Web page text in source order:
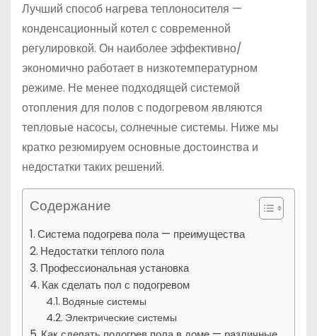
Лучший способ нагрева теплоносителя —
конденсационный котел с современной
регулировкой. Он наиболее эффективно/
экономично работает в низкотемпературном
режиме. Не менее подходящей системой
отопления для полов с подогревом являются
тепловые насосы, солнечные системы. Ниже мы
кратко резюмируем основные достоинства и
недостатки таких решений.
Содержание
Система подогрева пола — преимущества
Недостатки теплого пола
Профессиональная установка
Как сделать пол с подогревом
Водяные системы
Электрические системы